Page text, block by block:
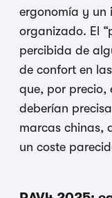
ergonomía y un
organizado. El
percibida de
de confort en
que, por precio,
deberían
marcas chinas,
un coste